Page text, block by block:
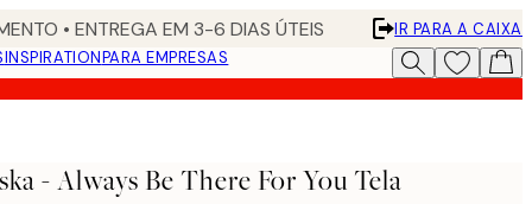
• ENTREGA EM 3-6 DIAS ÚTEIS
IR PARA A CAIXA
INSPIRATIONPARA EMPRESAS
- Always Be There For You Tela